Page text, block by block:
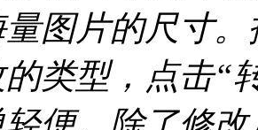
图片的尺寸
的类型，点击“